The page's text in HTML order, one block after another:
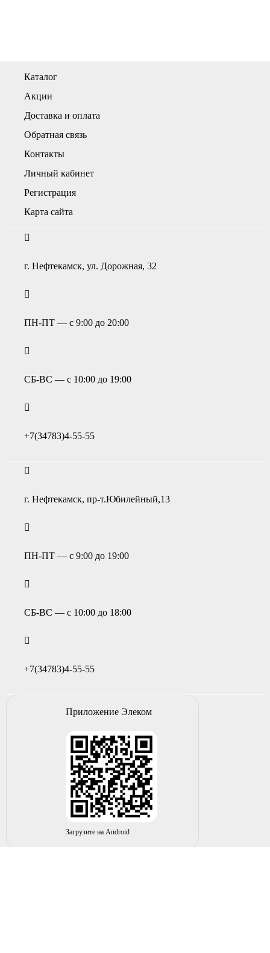
Каталог
Акции
Доставка и оплата
Обратная связь
Контакты
Личный кабинет
Регистрация
Карта сайта
г. Нефтекамск, ул. Дорожная, 32
ПН-ПТ — с 9:00 до 20:00
СБ-ВС — с 10:00 до 19:00
+7(34783)4-55-55
г. Нефтекамск, пр-т.Юбилейный,13
ПН-ПТ — с 9:00 до 19:00
СБ-ВС — с 10:00 до 18:00
+7(34783)4-55-55
Приложение Элеком
Загрузите на Android